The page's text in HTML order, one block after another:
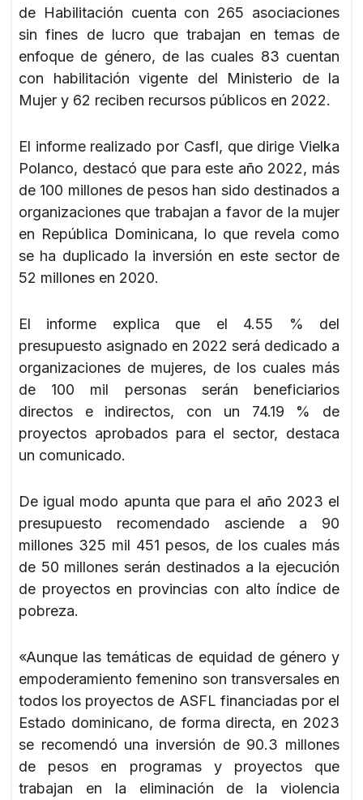
de Habilitación cuenta con 265 asociaciones
sin fines de lucro que trabajan en temas de
enfoque de género, de las cuales 83 cuentan
con habilitación vigente del Ministerio de la
Mujer y 62 reciben recursos públicos en 2022.
El informe realizado por Casfl, que dirige Vielka
Polanco, destacó que para este año 2022, más
de 100 millones de pesos han sido destinados a
organizaciones que trabajan a favor de la mujer
en República Dominicana, lo que revela como
se ha duplicado la inversión en este sector de
52 millones en 2020.
El informe explica que el 4.55 % del
presupuesto asignado en 2022 será dedicado a
organizaciones de mujeres, de los cuales más
de 100 mil personas serán beneficiarios
directos e indirectos, con un 74.19 % de
proyectos aprobados para el sector, destaca
un comunicado.
De igual modo apunta que para el año 2023 el
presupuesto recomendado asciende a 90
millones 325 mil 451 pesos, de los cuales más
de 50 millones serán destinados a la ejecución
de proyectos en provincias con alto índice de
pobreza.
«Aunque las temáticas de equidad de género y
empoderamiento femenino son transversales en
todos los proyectos de ASFL financiadas por el
Estado dominicano, de forma directa, en 2023
se recomendó una inversión de 90.3 millones
de pesos en programas y proyectos que
trabajan en la eliminación de la violencia